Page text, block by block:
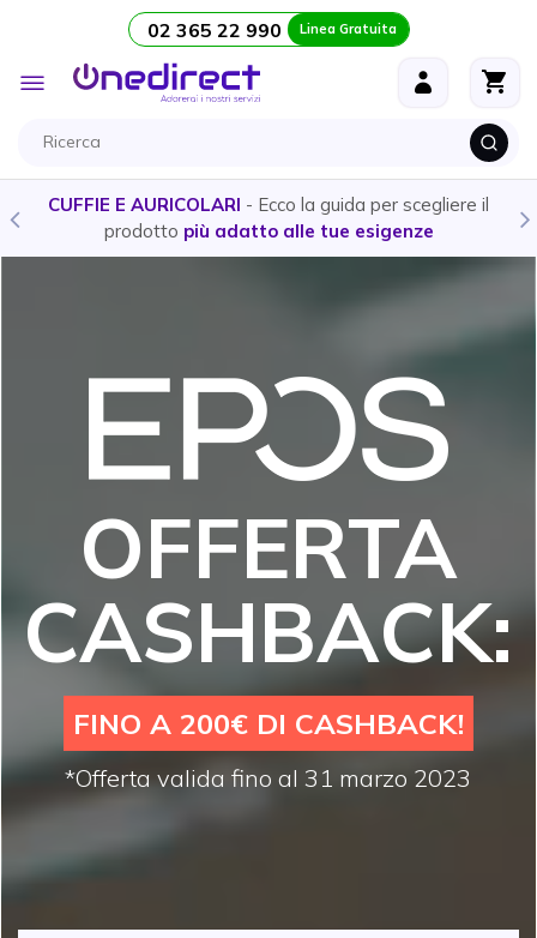
Salta al contenuto 02 365 22 990 Linea Gratuita
Toggle
Nav
CUFFIE E AURICOLARI - Ecco la guida per scegliere il
prodotto più adatto alle tue esigenze
OFFERTA
CASHBACK:
FINO A 200€ DI CASHBACK!
*Offerta valida fino al 31 marzo 2023